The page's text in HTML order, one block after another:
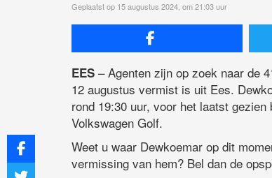
Geplaatst op 15 augustus 2024, om 21:03 uur
EES – Agenten zijn op zoek naar de
12 augustus vermist is uit Ees.
rond 19:30 uur, voor het laatst
Volkswagen Golf.
Weet u waar Dewkoemar op dit
vermissing van hem? Bel dan de